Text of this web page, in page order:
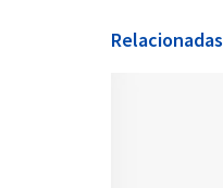
Relacionadas